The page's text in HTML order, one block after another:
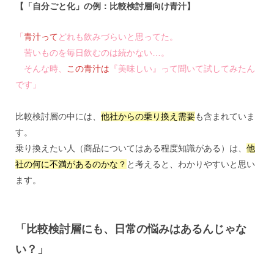
【「自分ごと化」の例：比較検討層向け青汁】
「 青汁ってどれも飲みづらいと思ってた。
苦いものを毎日飲むのは続かない…。
そんな時、
この青汁は 『美味しい』って聞いて試してみたん
です」
比較検討層の中には、 他社からの乗り換え需要も含まれていま
す。
乗り換えたい人（商品についてはある程度知識がある）は、 他
社の何に不満があるのかな？ と考えると、わかりやすいと思い
ます。
「比較検討層にも、日常の悩みはあるんじゃな
い？」